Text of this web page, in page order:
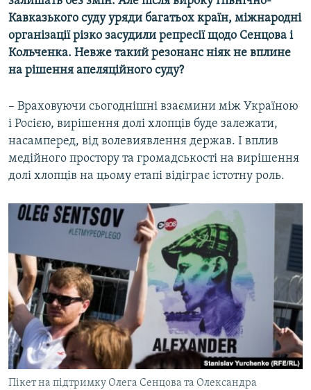
Кавказького суду уряди багатьох країн, міжнародні
організації різко засудили репресії щодо Сенцова і
Кольченка. Невже такий резонанс ніяк не вплине
на рішення апеляційного суду?
– Враховуючи сьогоднішні взаємини між Україною
і Росією, вирішення долі хлопців буде залежати,
насамперед, від волевиявлення держав. І вплив
медійного простору та громадськості на вирішення
долі хлопців на цьому етапі відіграє істотну роль.
Пікет на підтримку Олега Сенцова та Олександра